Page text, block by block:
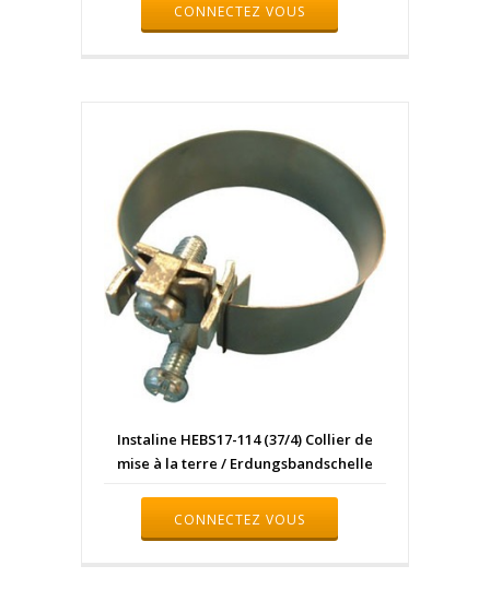
CONNECTEZ VOUS
Instaline HEBS17-114 (37/4) Collier de
mise à la terre / Erdungsbandschelle
CONNECTEZ VOUS